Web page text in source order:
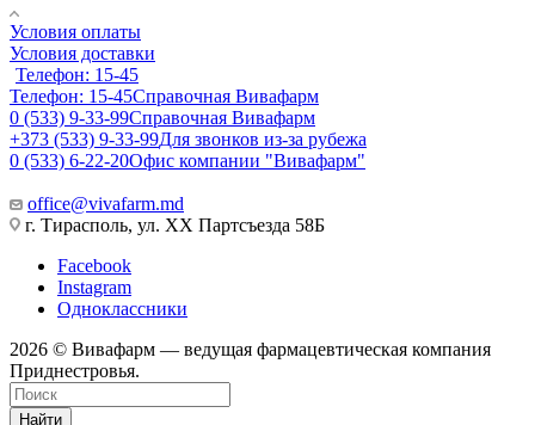
Условия оплаты
Условия доставки
Телефон: 15-45
Телефон: 15-45Справочная Вивафарм
0 (533) 9-33-99Справочная Вивафарм
+373 (533) 9-33-99Для звонков из-за рубежа
0 (533) 6-22-20Офис компании "Вивафарм"
office@vivafarm.md
г. Тирасполь, ул. ХХ Партсъезда 58Б
Facebook
Instagram
Одноклассники
2026 © Вивафарм — ведущая фармацевтическая компания
Приднестровья.
Найти